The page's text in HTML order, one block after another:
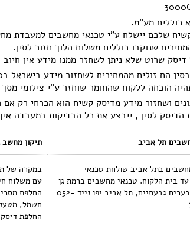
כוללים מע"מ.
שנוקבו כוללים משלוח הלוך חזור לסין.
שרוט שלא ניתן לשחזר ממנו מידע אין חיוב
הוכחה ללקוח שהחומר שוחזר ע"י צילומי
ושחזור מידע מדיסק קשיח הוא הכרחי רק
הדיסק לסין , ייבצע את כל הבדיקות במעבדה
תל אביב
בתל אביב שולחת טכנאי
בית הלקוח. טכנאי מחשבים ברמת גן
פעיל גם בערים גבעתיים, תל אביב יפו נייד 052-
תיקון מחשב
במקרה של
עם משלוח
החלפת
חשמל,
החלפת דיסק